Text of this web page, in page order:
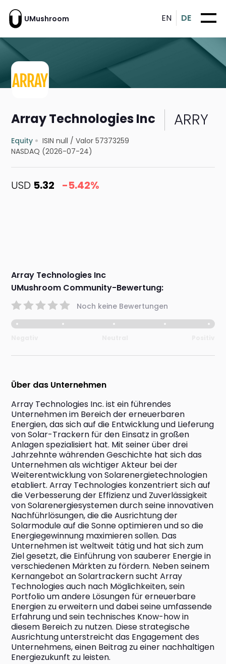
UMushroom EN DE
Array Technologies Inc ARRY
Equity ISIN null /Valor 57373259
NASDAQ (2026-07-24)
USD 5.32 -5.42%
Array Technologies Inc
UMushroom Community-Bewertung:
Noch keine Bewertungen
Über das Unternehmen
Array Technologies Inc. ist ein führendes
Unternehmen im Bereich der erneuerbaren
Energien, das sich auf die Entwicklung und Lieferung
von Solar-Trackern für den Einsatz in großen
Anlagen spezialisiert hat. Mit seiner über drei
Jahrzehnte währenden Geschichte hat sich das
Unternehmen als wichtiger Akteur bei der
Weiterentwicklung von Solarenergietechnologien
etabliert. Array Technologies konzentriert sich auf
die Verbesserung der Effizienz und Zuverlässigkeit
von Solarenergiesystemen durch seine innovativen
Nachführlösungen, die die Ausrichtung der
Solarmodule auf die Sonne optimieren und so die
Energiegewinnung maximieren sollen. Das
Unternehmen ist weltweit tätig und hat sich zum
Ziel gesetzt, die Einführung von sauberer Energie in
verschiedenen Märkten zu fördern. Neben seinem
Kernangebot an Solartrackern sucht Array
Technologies auch nach Möglichkeiten, sein
Portfolio um andere Lösungen für erneuerbare
Energien zu erweitern und dabei seine umfassende
Erfahrung und sein technisches Know-how in
diesem Bereich zu nutzen. Diese strategische
Ausrichtung unterstreicht das Engagement des
Unternehmens, einen Beitrag zu einer nachhaltigen
Energiezukunft zu leisten.